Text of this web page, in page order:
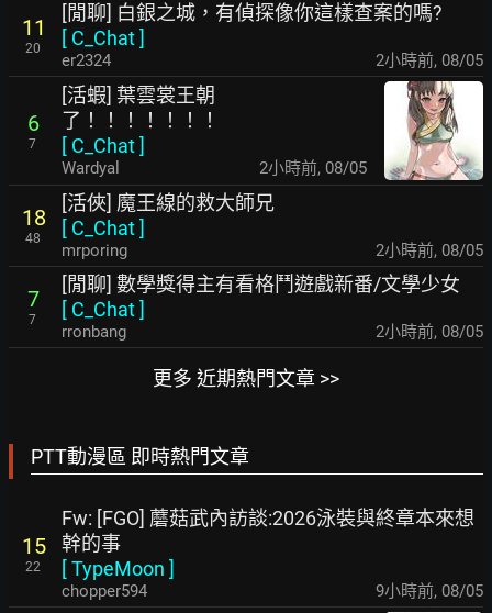
11
20
[閒聊] 白銀之城，有偵探像你這樣查案的嗎?
[ C_Chat]
er2324 2小時前, 08/05
6
7
[活蝦] 葉雲裳王朝
了！！！！！！！
[ C_Chat]
Wardyal 2小時前, 08/05
18
48
[活俠] 魔王線的救大師兄
[ C_Chat]
mrporing 2小時前, 08/05
7
7
[閒聊] 數學獎得主有看格鬥遊戲新番/文學少女
[ C_Chat]
rronbang 2小時前, 08/05
更多 近期熱門文章 >>
PTT動漫區 即時熱門文章
15
22
Fw: [FGO] 蘑菇武內訪談:2026泳裝與終章本來想
幹的事
[TypeMoon ]
chopper594 9小時前, 08/05